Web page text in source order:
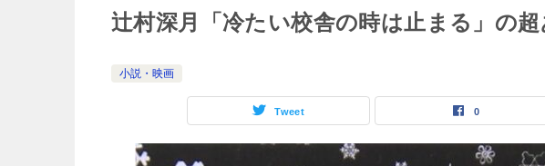
辻村深月「冷たい校舎の時は止まる」の
小説・映画
Tweet 0